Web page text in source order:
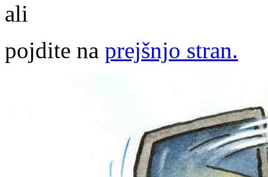
ali
pojdite na prejšnjo stran.